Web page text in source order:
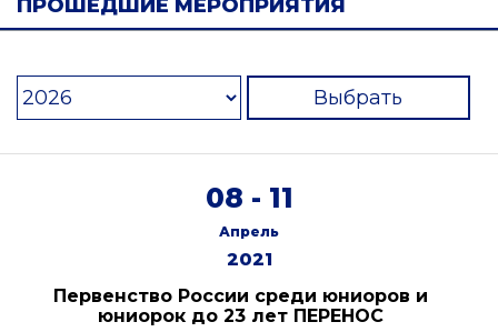
ПРОШЕДШИЕ МЕРОПРИЯТИЯ
Выбрать
08 - 11
Апрель
2021
Первенство России среди юниоров и
юниорок до 23 лет ПЕРЕНОС